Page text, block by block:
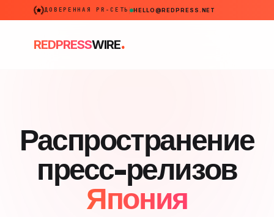
ДОВЕРЕННАЯ PR-СЕТЬ HELLO@REDPRESS.NET
REDPRESSWIRE.
Распространение
пресс-релизов
Япония